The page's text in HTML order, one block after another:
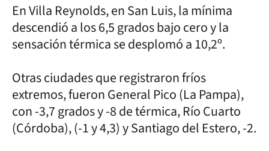
En Villa Reynolds, en San Luis, la mínima
descendió a los 6,5 grados bajo cero y la
sensación térmica se desplomó a 10,2º.
Otras ciudades que registraron fríos
extremos, fueron General Pico (La Pampa),
con -3,7 grados y -8 de térmica, Río Cuarto
(Córdoba), (-1 y 4,3) y Santiago del Estero, -2.